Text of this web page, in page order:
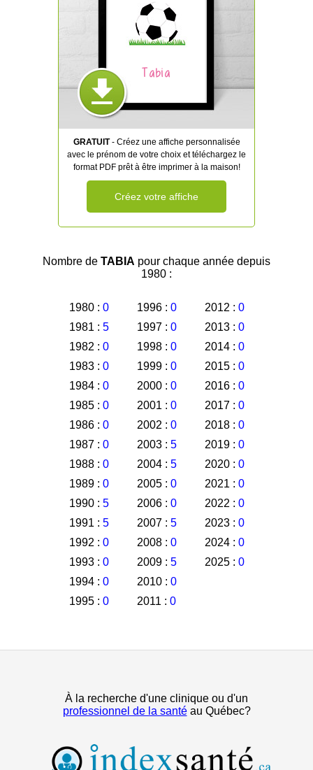
Tabia
GRATUIT- Créez une affiche personnalisée
avec le prénom de votre choix et téléchargez le
format PDF prêt à être imprimer à la maison!
Créez votre affiche
Nombre de TABIA pour chaque année depuis
1980 :
1980 : 0
1981 : 5
1982 : 0
1983 : 0
1984 : 0
1985 : 0
1986 : 0
1987 : 0
1988 : 0
1989 : 0
1990 : 5
1991 : 5
1992 : 0
1993 : 0
1994 : 0
1995 : 0
1996 : 0
1997 : 0
1998 : 0
1999 : 0
2000 : 0
2001 : 0
2002 : 0
2003 : 5
2004 : 5
2005 : 0
2006 : 0
2007 : 5
2008 : 0
2009 : 5
2010 : 0
2011 : 0
2012 : 0
2013 : 0
2014 : 0
2015 : 0
2016 : 0
2017 : 0
2018 : 0
2019 : 0
2020 : 0
2021 : 0
2022 : 0
2023 : 0
2024 : 0
2025 : 0
À la recherche d'une clinique ou d'un
professionnel de la santéau Québec?